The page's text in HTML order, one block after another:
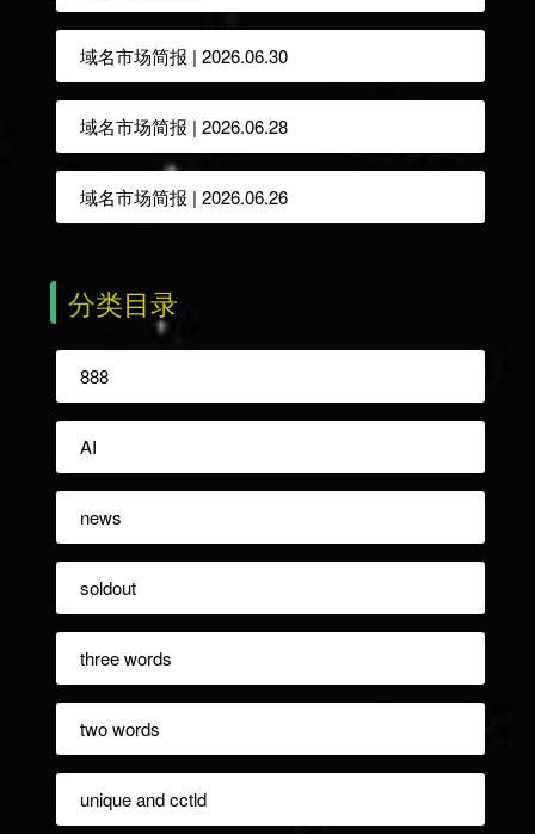
域名市场简报 | 2026.06.30
域名市场简报 | 2026.06.28
域名市场简报 | 2026.06.26
分类目录
888
AI
news
soldout
three words
two words
unique and cctld